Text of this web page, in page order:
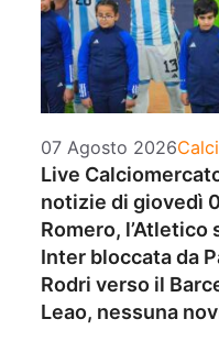
07 Agosto 2026
Live
notizie di giovedì
Romero, l’Atletico
Inter bloccata da
Rodri verso il
Leao, nessuna